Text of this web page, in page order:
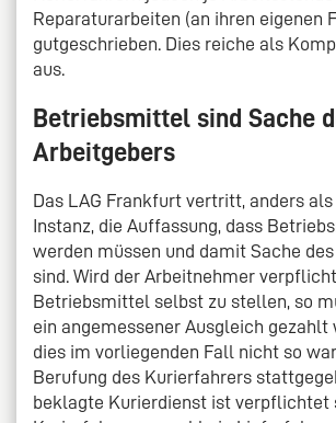
Reparaturarbeiten (an ihren eigenen
gutgeschrieben. Dies reiche als
aus.
Betriebsmittel sind Sache
Arbeitgebers
Das LAG Frankfurt vertritt, anders
Instanz, die Auffassung, dass
werden müssen und damit Sache
sind. Wird der Arbeitnehmer
Betriebsmittel selbst zu stellen, so
ein angemessener Ausgleich gezahlt
dies im vorliegenden Fall nicht so
Berufung des Kurierfahrers
beklagte Kurierdienst ist verpflichtet